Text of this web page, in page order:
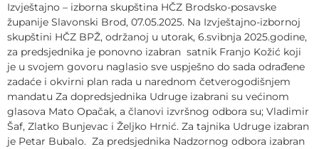
Izvještajno – izborna skupština HČZ Brodsko-posavske
županije Slavonski Brod, 07.05.2025. Na Izvještajno-izbornoj
skupštini HČZ BPŽ, održanoj u utorak, 6.svibnja 2025.godine,
za predsjednika je ponovno izabran satnik Franjo Kožić koji
je u svojem govoru naglasio sve uspješno do sada odrađene
zadaće i okvirni plan rada u narednom četverogodišnjem
mandatu Za dopredsjednika Udruge izabrani su većinom
glasova Mato Opačak, a članovi izvršnog odbora su; Vladimir
Šaf, Zlatko Bunjevac i Željko Hrnić. Za tajnika Udruge izabran
je Petar Bubalo. Za predsjednika Nadzornog odbora izabran